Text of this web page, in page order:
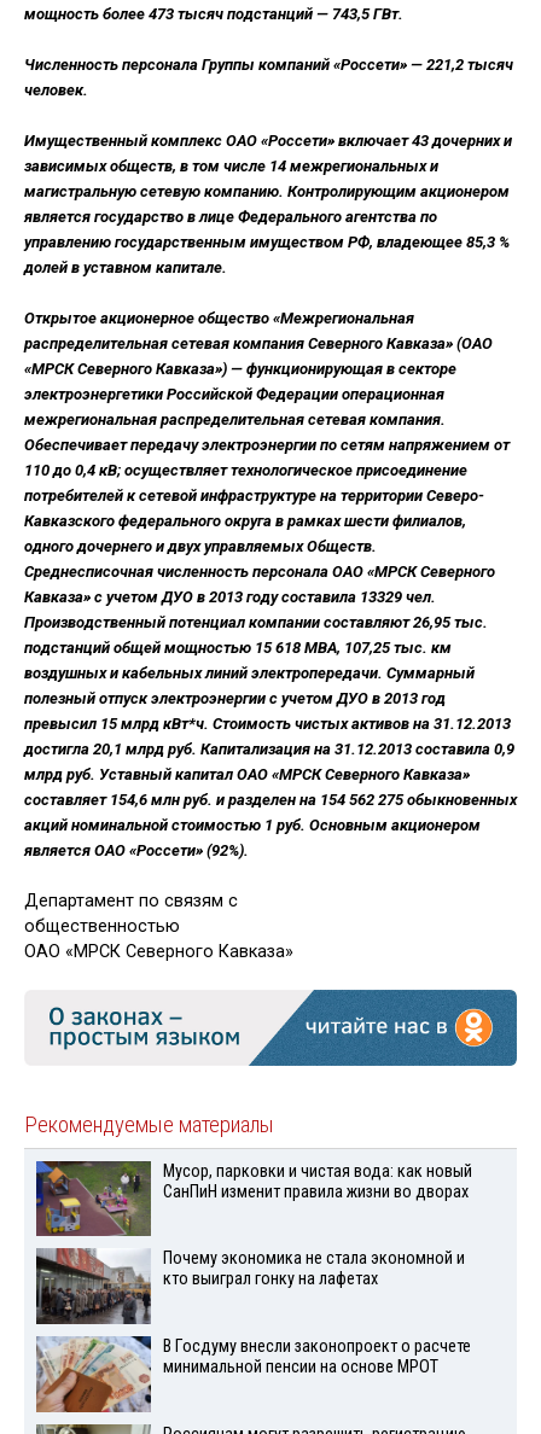
мощность более 473 тысяч подстанций — 743,5 ГВт.
Численность персонала Группы компаний «Россети» — 221,2 тысяч
человек.
Имущественный комплекс ОАО «Россети» включает 43 дочерних и
зависимых обществ, в том числе 14 межрегиональных и
магистральную сетевую компанию. Контролирующим акционером
является государство в лице Федерального агентства по
управлению государственным имуществом РФ, владеющее 85,3 %
долей в уставном капитале.
Открытое акционерное общество «Межрегиональная
распределительная сетевая компания Северного Кавказа» (ОАО
«МРСК Северного Кавказа») — функционирующая в секторе
электроэнергетики Российской Федерации операционная
межрегиональная распределительная сетевая компания.
Обеспечивает передачу электроэнергии по сетям напряжением от
110 до 0,4 кВ; осуществляет технологическое присоединение
потребителей к сетевой инфраструктуре на территории Северо-
Кавказского федерального округа в рамках шести филиалов,
одного дочернего и двух управляемых Обществ.
Среднесписочная численность персонала ОАО «МРСК Северного
Кавказа» с учетом ДУО в 2013 году составила 13329 чел.
Производственный потенциал компании составляют 26,95 тыс.
подстанций общей мощностью 15 618 МВА, 107,25 тыс. км
воздушных и кабельных линий электропередачи. Суммарный
полезный отпуск электроэнергии с учетом ДУО в 2013 год
превысил 15 млрд кВт*ч. Стоимость чистых активов на 31.12.2013
достигла 20,1 млрд руб. Капитализация на 31.12.2013 составила 0,9
млрд руб. Уставный капитал ОАО «МРСК Северного Кавказа»
составляет 154,6 млн руб. и разделен на 154 562 275 обыкновенных
акций номинальной стоимостью 1 руб. Основным акционером
является ОАО «Россети» (92%).
Департамент по связям с
общественностью
ОАО «МРСК Северного Кавказа»
Рекомендуемые материалы
Мусор, парковки и чистая вода: как новый
СанПиН изменит правила жизни во дворах
Почему экономика не стала экономной и
кто выиграл гонку на лафетах
В Госдуму внесли законопроект о расчете
минимальной пенсии на основе МРОТ